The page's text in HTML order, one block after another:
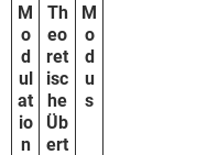
M
o
d
ul
at
io
n
Th
eo
ret
isc
he
Üb
ert
M
o
d
u
s